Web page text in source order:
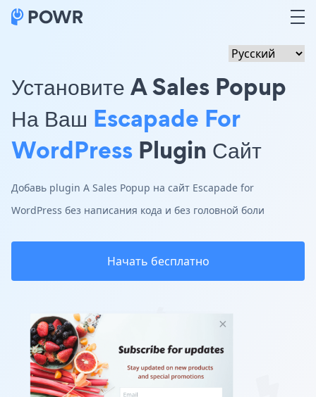
Установите A Sales Popup
На Ваш Escapade For
WordPress Plugin Сайт
Добавь plugin A Sales Popup на сайт Escapade for
WordPress без написания кода и без головной боли
Начать бесплатно